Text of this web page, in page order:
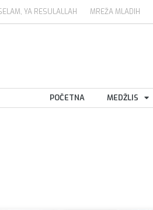
YA RESULALLAH MREŽA MLADIH
POČETNA MEDŽLIS